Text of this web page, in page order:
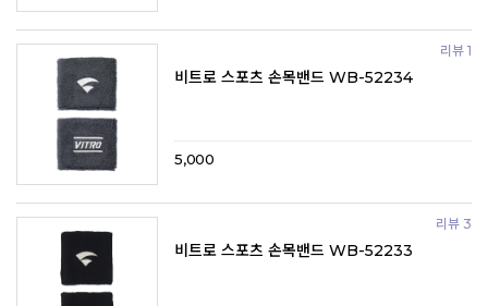
리뷰 1
비트로 스포츠 손목밴드 WB-52234
5,000
리뷰 3
비트로 스포츠 손목밴드 WB-52233